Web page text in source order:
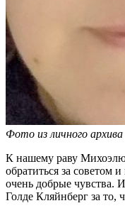
Фото из личного архива
К нашему раву
обратиться за советом
очень добрые чувства.
Голде Кляйнберг за то,